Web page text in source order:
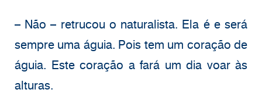
– Não – retrucou o naturalista. Ela é e será
sempre uma águia. Pois tem um coração de
águia. Este coração a fará um dia voar às
alturas.